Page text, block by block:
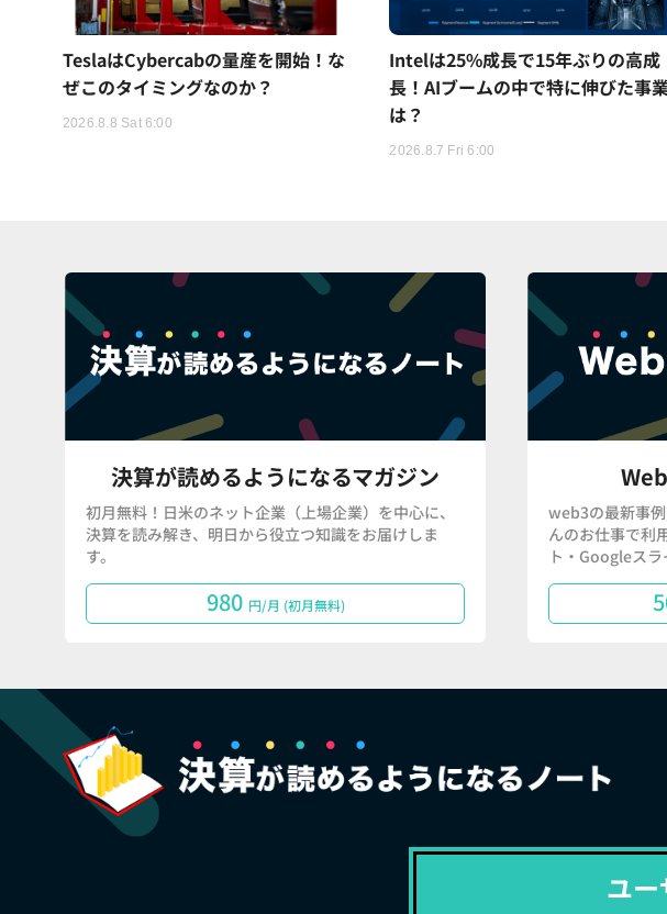
TeslaはCybercabの量産を開始！な
ぜこのタイミングなのか？
2026.8.8 Sat 6:00
Intelは25%成長で15年ぶりの高成
長！AIブームの中で特に伸びた事
は？
2026.8.7 Fri 6:00
決算が読めるようになるマガジン
初月無料！日米のネット企業（上場企業）を中心に、
決算を読み解き、明日から役立つ知識をお届けしま
す。
980 円/月 (初月無料)
web3の最新事
んのお仕事で利
ト・Googleスラ
ユ